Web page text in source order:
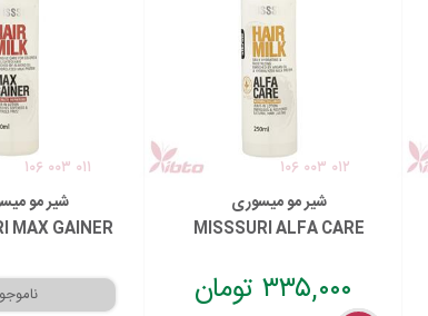
۱۰۶ ۰۰۳ ۰۱۲
شیر مو میسوری
MISSSURI ALFA CARE
۳۳۵,۰۰۰ تومان
۱۰۶ ۰۰۳ ۰۱۱
شیر مو
MAX GAINER